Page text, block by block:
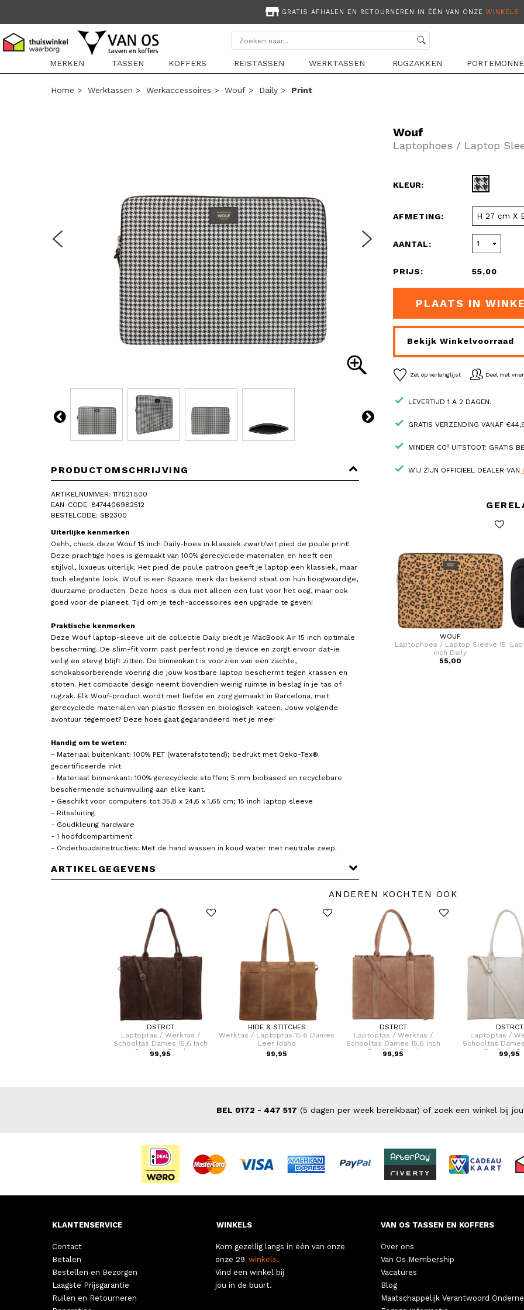
GRATIS AFHALEN EN RETOURNEREN IN ÉÉN VAN ONZE WINKELS
MERKEN
TASSEN KOFFERS REISTASSEN WERKTASSEN RUGZAKKEN
Home > Werktassen > Werkaccessoires > Wouf > Daily > Print
PRODUCTOMSCHRIJVING
ARTIKELNUMMER: 117521.500
EAN-CODE: 8474406982512
BESTELCODE: SB2300
Uiterlijke kenmerken
Oehh, check deze Wouf 15 inch Daily-hoes in klassiek zwart/wit pied de poule print!
Deze prachtige hoes is gemaakt van 100% gerecyclede materialen en heeft een
stijlvol, luxueus uiterlijk. Het pied de poule patroon geeft je laptop een klassiek, maar
toch elegante look. Wouf is een Spaans merk dat bekend staat om hun hoogwaardige,
duurzame producten. Deze hoes is dus niet alleen een lust voor het oog, maar ook
goed voor de planeet. Tijd om je tech-accessoires een upgrade te geven!
Praktische kenmerken
Deze Wouf laptop-sleeve uit de collectie Daily biedt je MacBook Air 15 inch optimale
bescherming. De slim-fit vorm past perfect rond je device en zorgt ervoor dat-ie
veilig en stevig blijft zitten. De binnenkant is voorzien van een zachte,
schokabsorberende voering die jouw kostbare laptop beschermt tegen krassen en
stoten. Het compacte design neemt bovendien weinig ruimte in beslag in je tas of
rugzak. Elk Wouf-product wordt met liefde en zorg gemaakt in Barcelona, met
gerecyclede materialen van plastic flessen en biologisch katoen. Jouw volgende
avontuur tegemoet? Deze hoes gaat gegarandeerd met je mee!
Handig om te weten:
- Materiaal buitenkant: 100% PET (waterafstotend); bedrukt met Oeko-Tex®
gecertificeerde inkt.
- Materiaal binnenkant: 100% gerecyclede stoffen; 5 mm biobased en recyclebare
beschermende schuimvulling aan elke kant.
- Geschikt voor computers tot 35,8 x 24,6 x 1,65 cm; 15 inch laptop sleeve
- Ritssluiting
- Goudkleurig hardware
- 1 hoofdcompartiment
- Onderhoudsinstructies: Met de hand wassen in koud water met neutrale zeep.
ARTIKELGEGEVENS
Wouf
Laptophoes / Laptop
KLEUR:
AFMETING:
AANTAL:
PRIJS: 55,00
PLAATS IN
Bekijk Winkelvoorraad
Zet op verlanglijst Deel met
LEVERTIJD 1 A 2 DAGEN.
GRATIS VERZENDING VANAF
MINDER CO² UITSTOOT: GRATIS
WIJ ZIJN OFFICIEEL DEALER VAN
WOUF
Laptophoes / Laptop Sleeve 13
inch Glossy
65,00
THULE
Laptophoes / Laptopsleeve 15
Inch Lithos
39,95
TRASHIOUS
Laptophoes / Laptop Sleeve 17
Inch Ambition
VAN 89,00
WOUF
Laptophoes / Laptop Sleeve 15
inch Daily
55,00
ANDEREN KOCHTEN OOK
DSTRCT
Laptoptas / Werktas /
Schooltas Dames 15,6 Inch
Portland Road
99,95
HIDE & STITCHES
Werktas / Laptoptas 15.6 Dames
Leer Idaho
99,95
DSTRCT
Laptoptas / Werktas /
Schooltas Dames 15,6 Inch
Portland Road
99,95
DSTRCT
Laptoptas /
Schooltas
Portland
99,95
BEL 0172 - 447 517 (5 dagen per week bereikbaar) of zoek een winkel bij
KLANTENSERVICE
Contact
Betalen
Bestellen en Bezorgen
Laagste Prijsgarantie
Ruilen en Retourneren
WINKELS
Kom gezellig langs in één van onze
onze 29 winkels.
Vind een winkel bij
jou in de buurt.
VAN OS TASSEN EN KOFFERS
Over ons
Van Os Membership
Vacatures
Blog
Maatschappelijk Verantwoord